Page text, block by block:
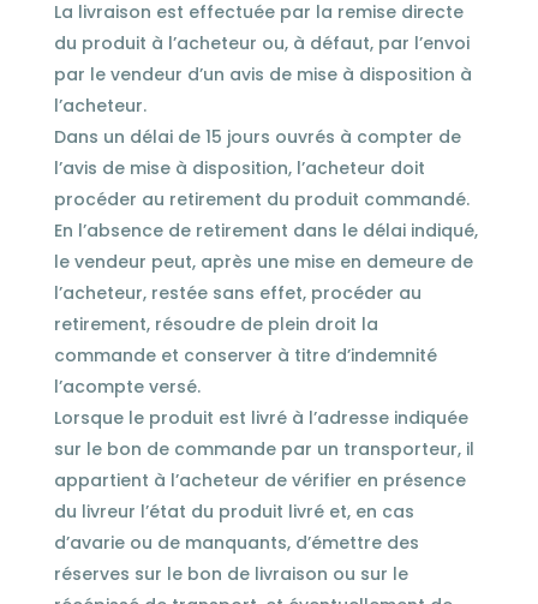
La livraison est effectuée par la remise directe
du produit à l’acheteur ou, à défaut, par l’envoi
par le vendeur d’un avis de mise à disposition à
l’acheteur.
Dans un délai de 15 jours ouvrés à compter de
l’avis de mise à disposition, l’acheteur doit
procéder au retirement du produit commandé.
En l’absence de retirement dans le délai indiqué,
le vendeur peut, après une mise en demeure de
l’acheteur, restée sans effet, procéder au
retirement, résoudre de plein droit la
commande et conserver à titre d’indemnité
l’acompte versé.
Lorsque le produit est livré à l’adresse indiquée
sur le bon de commande par un transporteur, il
appartient à l’acheteur de vérifier en présence
du livreur l’état du produit livré et, en cas
d’avarie ou de manquants, d’émettre des
réserves sur le bon de livraison ou sur le